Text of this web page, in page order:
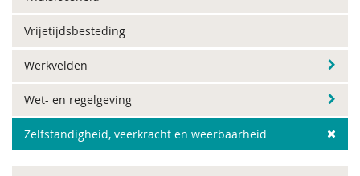
Vrijetijdsbesteding
Werkvelden
Wet- en regelgeving
Zelfstandigheid, veerkracht en weerbaarheid